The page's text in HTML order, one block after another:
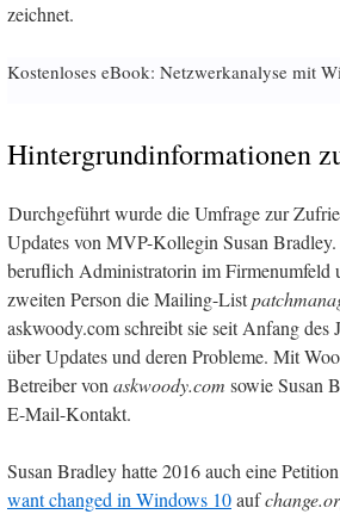
zeichnet.
Kostenloses eBook: Netzwerkanalyse mit
Hintergrundinformationen
Durchgeführt wurde die Umfrage zur
Updates von MVP-Kollegin Susan
beruflich Administratorin im Firmenumfeld
zweiten Person die Mailing-List
askwoody.com schreibt sie seit Anfang des
über Updates und deren Probleme. Mit
Betreiber vonaskwoody.com sowie Susan
E-Mail-Kontakt.
Susan Bradley hatte 2016 auch eine Petition
want changed in Windows 10auf